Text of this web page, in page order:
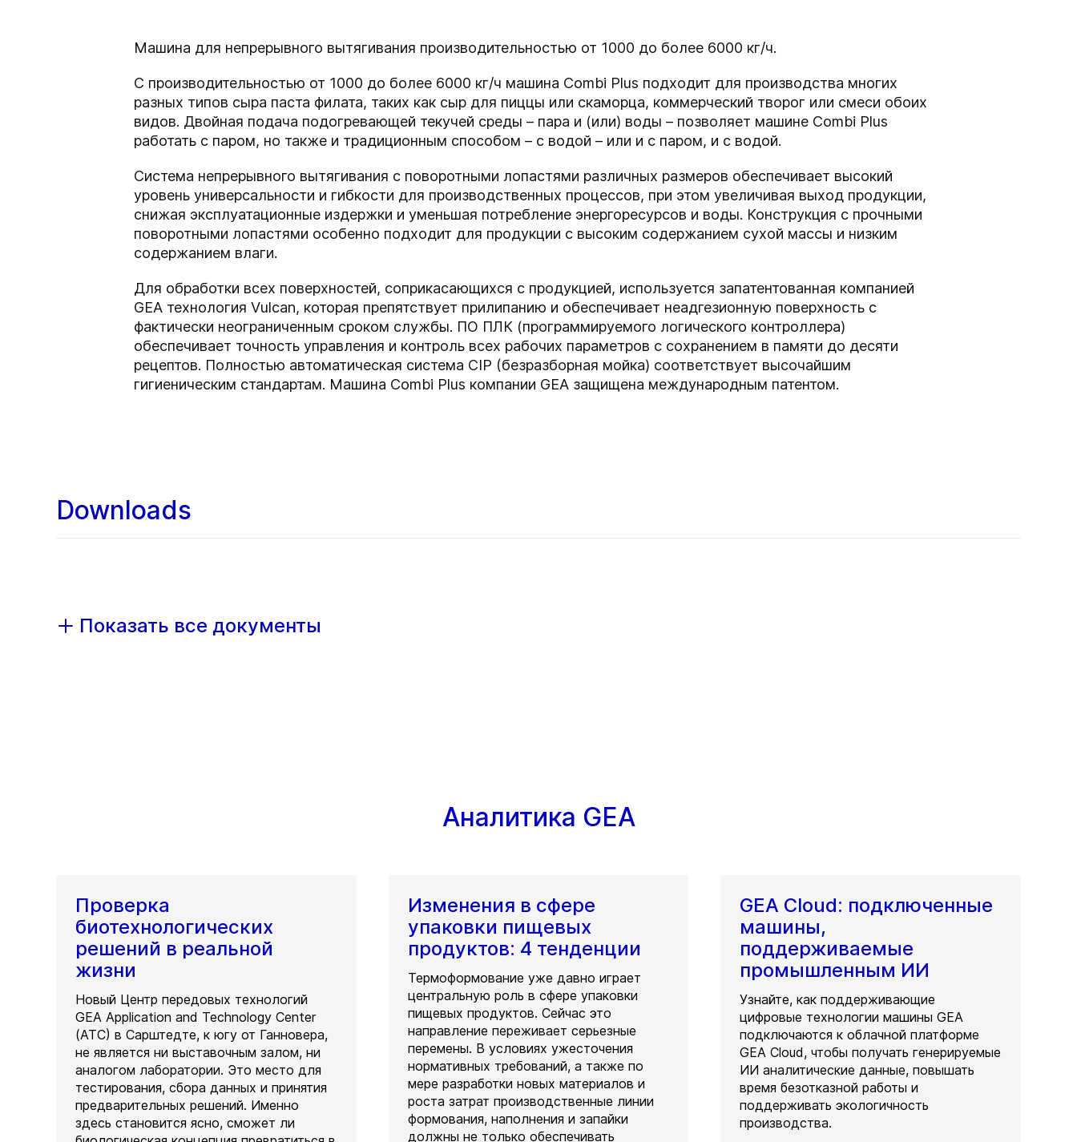
Машина для непрерывного вытягивания производительностью от 1000 до более 6000 кг/ч.
С производительностью от 1000 до более 6000 кг/ч машина Combi Plus подходит для производства многих
разных типов сыра паста филата, таких как сыр для пиццы или скаморца, коммерческий творог или смеси обоих
видов. Двойная подача подогревающей текучей среды – пара и (или) воды – позволяет машине Combi Plus
работать с паром, но также и традиционным способом – с водой – или и с паром, и с водой.
Система непрерывного вытягивания с поворотными лопастями различных размеров обеспечивает высокий
уровень универсальности и гибкости для производственных процессов, при этом увеличивая выход продукции,
снижая эксплуатационные издержки и уменьшая потребление энергоресурсов и воды. Конструкция с прочными
поворотными лопастями особенно подходит для продукции с высоким содержанием сухой массы и низким
содержанием влаги.
Для обработки всех поверхностей, соприкасающихся с продукцией, используется запатентованная компанией
GEA технология Vulcan, которая препятствует прилипанию и обеспечивает неадгезионную поверхность с
фактически неограниченным сроком службы. ПО ПЛК (программируемого логического контроллера)
обеспечивает точность управления и контроль всех рабочих параметров с сохранением в памяти до десяти
рецептов. Полностью автоматическая система CIP (безразборная мойка) соответствует высочайшим
гигиеническим стандартам. Машина Combi Plus компании GEA защищена международным патентом.
Downloads
Показать все документы
Аналитика GEA
Проверка
биотехнологических
решений в реальной
жизни
Новый Центр передовых технологий
GEA Application and Technology Center
(ATC) в Сарштедте, к югу от Ганновера,
не является ни выставочным залом, ни
аналогом лаборатории. Это место для
тестирования, сбора данных и принятия
предварительных решений. Именно
здесь становится ясно, сможет ли
Изменения в сфере
упаковки пищевых
продуктов: 4 тенденции
Термоформование уже давно играет
центральную роль в сфере упаковки
пищевых продуктов. Сейчас это
направление переживает серьезные
перемены. В условиях ужесточения
нормативных требований, а также по
мере разработки новых материалов и
роста затрат производственные линии
формования, наполнения и запайки
должны не только обеспечивать
GEA Cloud: подключенные
машины,
поддерживаемые
промышленным ИИ
Узнайте, как поддерживающие
цифровые технологии машины GEA
подключаются к облачной платформе
GEA Cloud, чтобы получать генерируемые
ИИ аналитические данные, повышать
время безотказной работы и
поддерживать экологичность
производства.